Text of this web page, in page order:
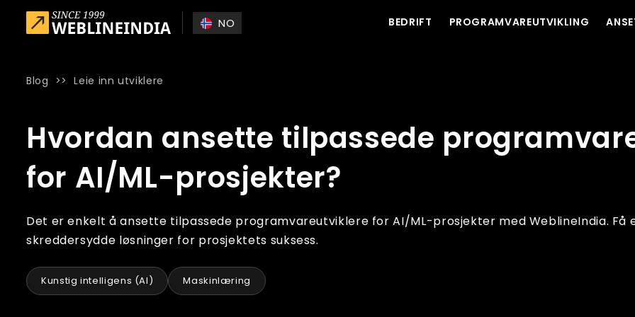
Skip to main content
NO BEDRIFT PROGRAMVAREUTVIKLING
Blog >>Leie inn utviklere
Hvordan ansette tilpassede
for AI/ML-prosjekter?
Det er enkelt å ansette tilpassede programvareutviklere for AI/ML-prosjekter med WeblineIndia. Få
skreddersydde løsninger for prosjektets suksess.
Kunstig intelligens (AI) Maskinlæring